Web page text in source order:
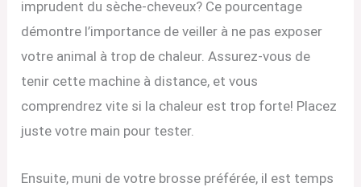
imprudent du sèche-cheveux? Ce pourcentage
démontre l’importance de veiller à ne pas exposer
votre animal à trop de chaleur. Assurez-vous de
tenir cette machine à distance, et vous
comprendrez vite si la chaleur est trop forte! Placez
juste votre main pour tester.
Ensuite, muni de votre brosse préférée, il est temps